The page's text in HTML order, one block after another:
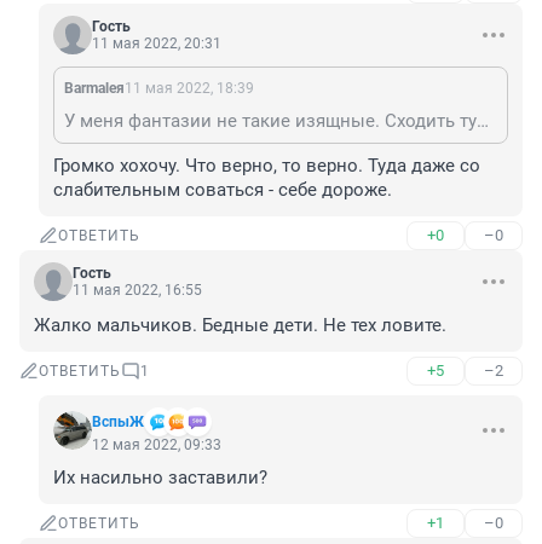
Гость
11 мая 2022, 20:31
Barmaleя11 мая 2022, 18:39
У меня фантазии не такие изящные. Сходить туда в туалет, пардон, "по-большому" или зарыть пакетики со слабительным. Но ведь поймают "матерую наркодилершу", а потом доказывай, что я пошутила.
Громко хохочу. Что верно, то верно. Туда даже со
слабительным соваться - себе дороже.
ОТВЕТИТЬ +0 –0
Гость
11 мая 2022, 16:55
Жалко мальчиков. Бедные дети. Не тех ловите.
ОТВЕТИТЬ 1 +5 –2
ВспыЖ
12 мая 2022, 09:33
Их насильно заставили?
ОТВЕТИТЬ +1 –0